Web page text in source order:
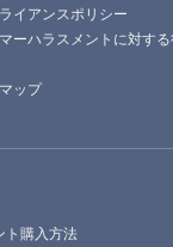
イアンスポリシー
ーハラスメントに対す
ップ
ト購入方法